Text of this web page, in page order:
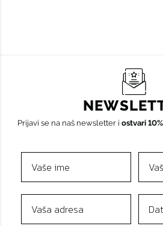
Prijavi se na naš newsletter i ostvari